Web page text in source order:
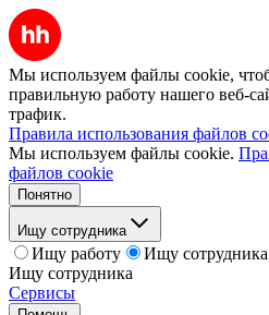
Мы используем файлы cookie,
правильную работу нашего веб-
трафик.
Правила использования файлов
Мы используем файлы cookie.
файлов cookie
Понятно
Ищу сотрудника
Ищу работу
Ищу сотрудника
Ищу сотрудника
Сервисы